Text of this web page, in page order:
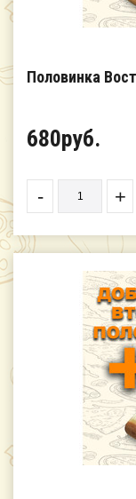
Половинка
680руб.
- +